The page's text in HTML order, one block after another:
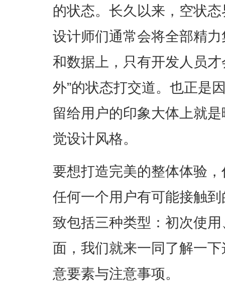
的状态。长久以来，空状
设计师们通常会将全部精
和数据上，只有开发人员
外”的状态打交道。也正是
留给用户的印象大体上就
觉设计风格。
要想打造完美的整体体验
任何一个用户有可能接触
致包括三种类型：初次使
面，我们就来一同了解一
意要素与注意事项。